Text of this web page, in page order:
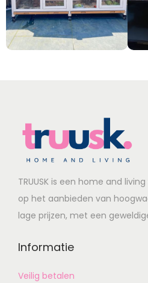
TRUUSK is een home and
op het aanbieden van
lage prijzen, met een
Informatie
Veilig betalen